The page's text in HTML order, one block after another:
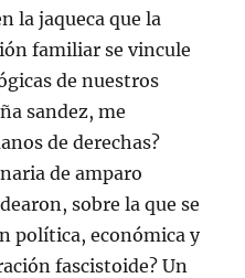
la jaqueca que la
familiar se vincule
de nuestros
sandez, me
de derechas?
de amparo
sobre la que se
política, económica y
fascistoide? Un